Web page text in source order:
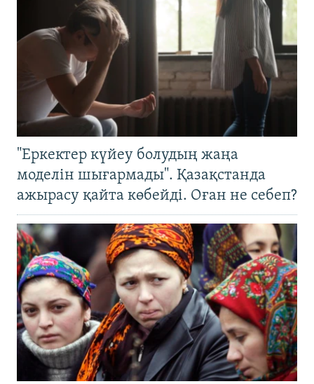
"Еркектер күйеу болудың жаңа
моделін шығармады". Қазақстанда
ажырасу қайта көбейді. Оған не себеп?